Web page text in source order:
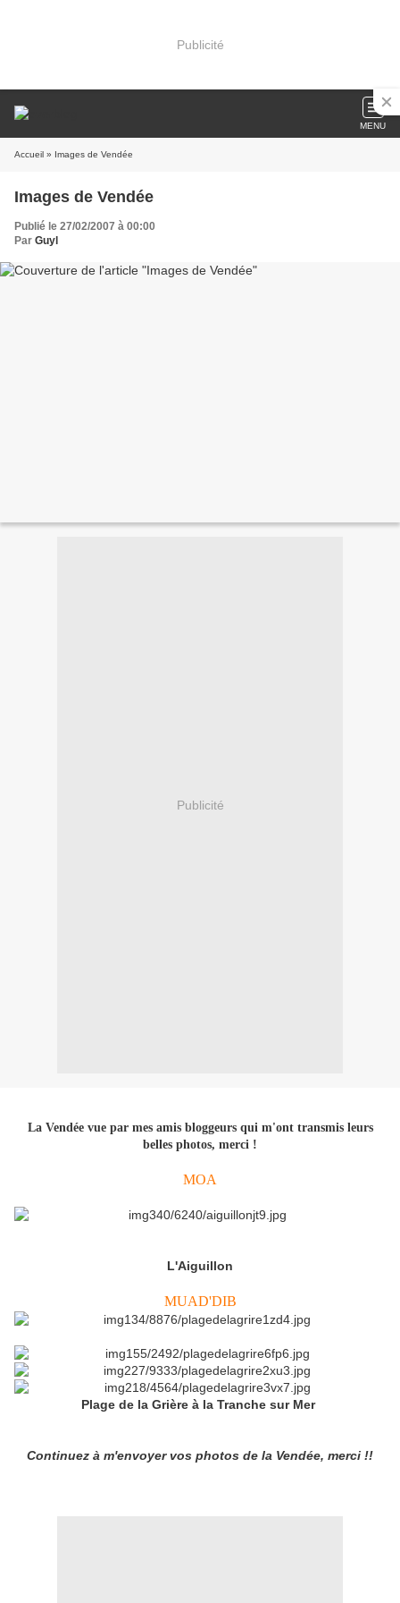
Publicité
MENU
Accueil » Images de Vendée
Images de Vendée
Publié le 27/02/2007 à 00:00
Par Guyl
Publicité
La Vendée vue par mes amis bloggeurs qui m'ont transmis leurs
belles photos, merci !
MOA
L'Aiguillon
MUAD'DIB
Plage de la Grière à la Tranche sur Mer
Continuez à m'envoyer vos photos de la Vendée, merci !!